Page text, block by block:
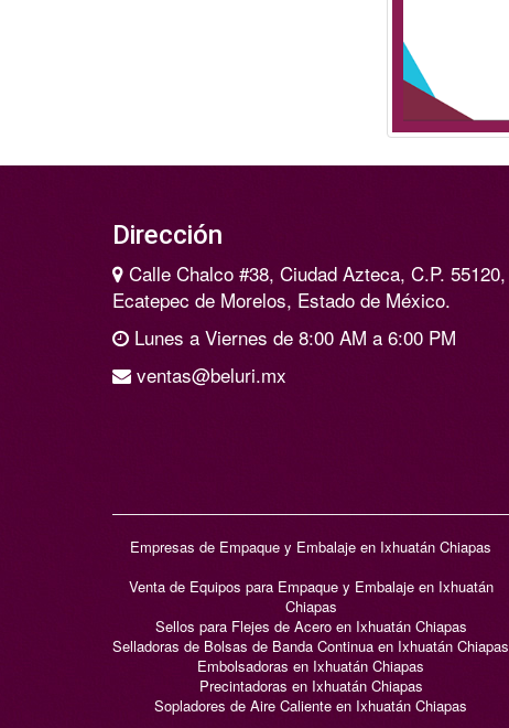
Dirección
Calle Chalco #38, Ciudad Azteca, C.P. 55120,
Ecatepec de Morelos, Estado de México.
Lunes a Viernes de 8:00 AM a 6:00 PM
ventas@beluri.mx
Empresas de Empaque y Embalaje en Ixhuatán Chiapas
Venta de Equipos para Empaque y Embalaje en Ixhuatán
Chiapas
Sellos para Flejes de Acero en Ixhuatán Chiapas
Selladoras de Bolsas de Banda Continua en Ixhuatán Chiapas
Embolsadoras en Ixhuatán Chiapas
Precintadoras en Ixhuatán Chiapas
Sopladores de Aire Caliente en Ixhuatán Chiapas